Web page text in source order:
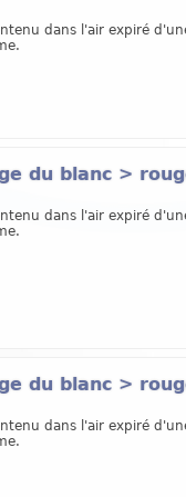
dans l'air expiré
du blanc >
dans l'air expiré
du blanc >
dans l'air expiré